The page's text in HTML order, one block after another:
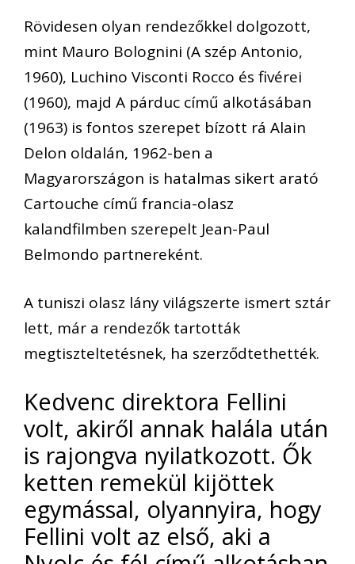
Rövidesen olyan rendezőkkel dolgozott,
mint Mauro Bolognini (A szép Antonio,
1960), Luchino Visconti Rocco és fivérei
(1960), majd A párduc című alkotásában
(1963) is fontos szerepet bízott rá Alain
Delon oldalán, 1962-ben a
Magyarországon is hatalmas sikert arató
Cartouche című francia-olasz
kalandfilmben szerepelt Jean-Paul
Belmondo partnereként.
A tuniszi olasz lány világszerte ismert sztár
lett, már a rendezők tartották
megtiszteltetésnek, ha szerződtethették.
Kedvenc direktora Fellini
volt, akiről annak halála után
is rajongva nyilatkozott. Ők
ketten remekül kijöttek
egymással, olyannyira, hogy
Fellini volt az első, aki a